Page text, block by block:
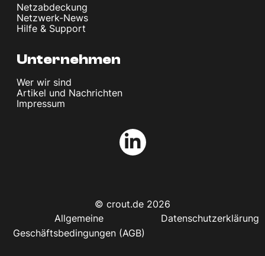
Netzabdeckung
Netzwerk-News
Hilfe & Support
Unternehmen
Wer wir sind
Artikel und Nachrichten
Impressum
© crout.de 2026
Allgemeine
Geschäftsbedingungen (AGB)
Datenschutzerklärung